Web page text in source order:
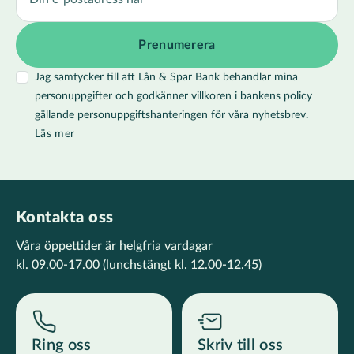
Jag samtycker till att Lån & Spar Bank behandlar mina
personuppgifter och godkänner villkoren i bankens policy
gällande personuppgiftshanteringen för våra nyhetsbrev.
Läs mer
Kontakta oss
Våra öppettider är helgfria vardagar
kl. 09.00-17.00 (lunchstängt kl. 12.00-12.45)
Ring oss Skriv till oss